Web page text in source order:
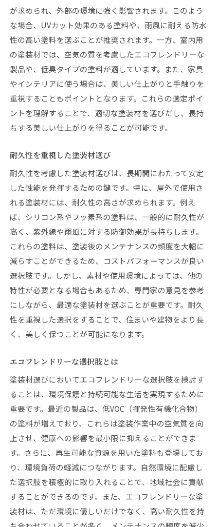
が求められ、外部の環境に強く影響されます。このよう
な場合、UVカット効果のある塗料や、雨風に耐える防水
性の高い塗料を選ぶことが推奨されます。一方、室内用
の塗装材では、空気の質を考慮したエコフレンドリーな
製品や、低臭タイプの塗料が適しています。また、家具
やインテリアに使う場合は、美しい仕上がりと手触りを
重視することもポイントとなります。これらの選定ポイ
ントを理解することで、適切な塗装材を選びだし、長持
ちする美しい仕上がりを得ることが可能です。
耐久性を重視した塗装材選び
耐久性を考慮した塗装材選びは、長期間にわたって安定
した性能を発揮するための鍵です。特に、屋外で使用さ
れる塗装材には、耐久性の高さが求められます。例え
ば、シリコン系やフッ素系の塗料は、一般的に耐久性が
高く、紫外線や雨風に対する防御効果が長持ちします。
これらの塗料は、塗装後のメンテナンスの頻度を大幅に
減らすことができるため、コストパフォーマンスが良い
選択肢です。しかし、素材や使用環境によっては、他の
特性が必要となる場合もあるため、専門家の意見を参考
にしながら、最適な塗装材を選ぶことが重要です。耐久
性を重視した選択をすることで、住まいや建物をより長
く、美しく保つことが可能になります。
エコフレンドリーな選択肢とは
塗装材選びにおいてエコフレンドリーな選択肢を検討す
ることは、環境保護と持続可能な生活を実現するために
重要です。最近の製品は、低VOC（揮発性有機化合物）
の塗料が増えており、これらは塗装作業中の空気質を向
上させ、健康への影響を最小限に抑えることができま
す。さらに、再生可能な資源を用いた塗料も登場してお
り、環境負荷の軽減につながります。自然環境に配慮し
た選択肢を積極的に取り入れることで、地域社会に貢献
することができるのです。また、エコフレンドリーな塗
装材は、ただ環境に優しいだけでなく、高い耐久性を持